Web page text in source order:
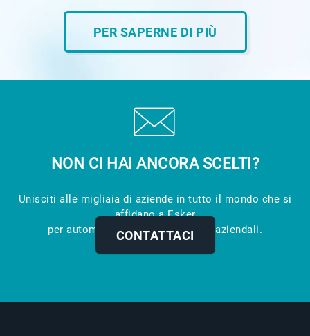
PER SAPERNE DI PIÙ
NON CI HAI ANCORA SCELTI?
Unisciti alle migliaia di aziende in tutto il mondo che si
affidano a Esker
per automatizzare i loro processi aziendali.
CONTATTACI